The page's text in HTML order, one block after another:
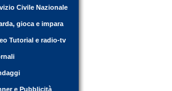
Civile Nazionale
gioca e impara
Tutorial e radio-tv
e Pubblicità